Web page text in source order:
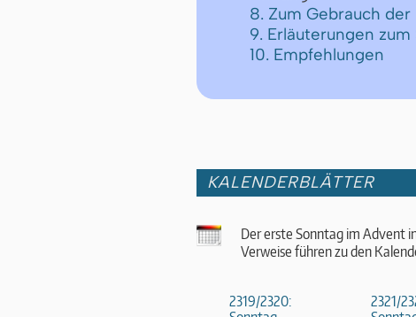
8. Zum Gebrauch der
9. Erläuterungen
10. Empfehlungen
KALENDERBLÄTTER
Der erste Sonntag im Advent
Verweise führen zu den
2319/2320:
2321/